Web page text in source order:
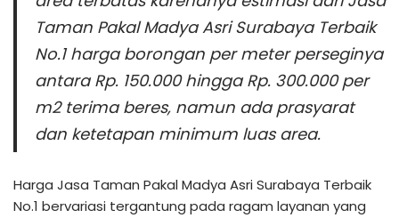
Taman Pakal Madya Asri Surabaya Terbaik
No.1 harga borongan per meter perseginya
antara Rp. 150.000 hingga Rp. 300.000 per
m2 terima beres, namun ada prasyarat
dan ketetapan minimum luas area.
Harga Jasa Taman Pakal Madya Asri Surabaya Terbaik
No.1 bervariasi tergantung pada ragam layanan yang